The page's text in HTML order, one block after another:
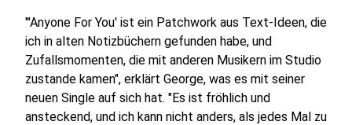
"'Anyone For You' ist ein Patchwork aus Text-Ideen, die
ich in alten Notizbüchern gefunden habe, und
Zufallsmomenten, die mit anderen Musikern im Studio
zustande kamen", erklärt George, was es mit seiner
neuen Single auf sich hat. "Es ist fröhlich und
ansteckend, und ich kann nicht anders, als jedes Mal zu